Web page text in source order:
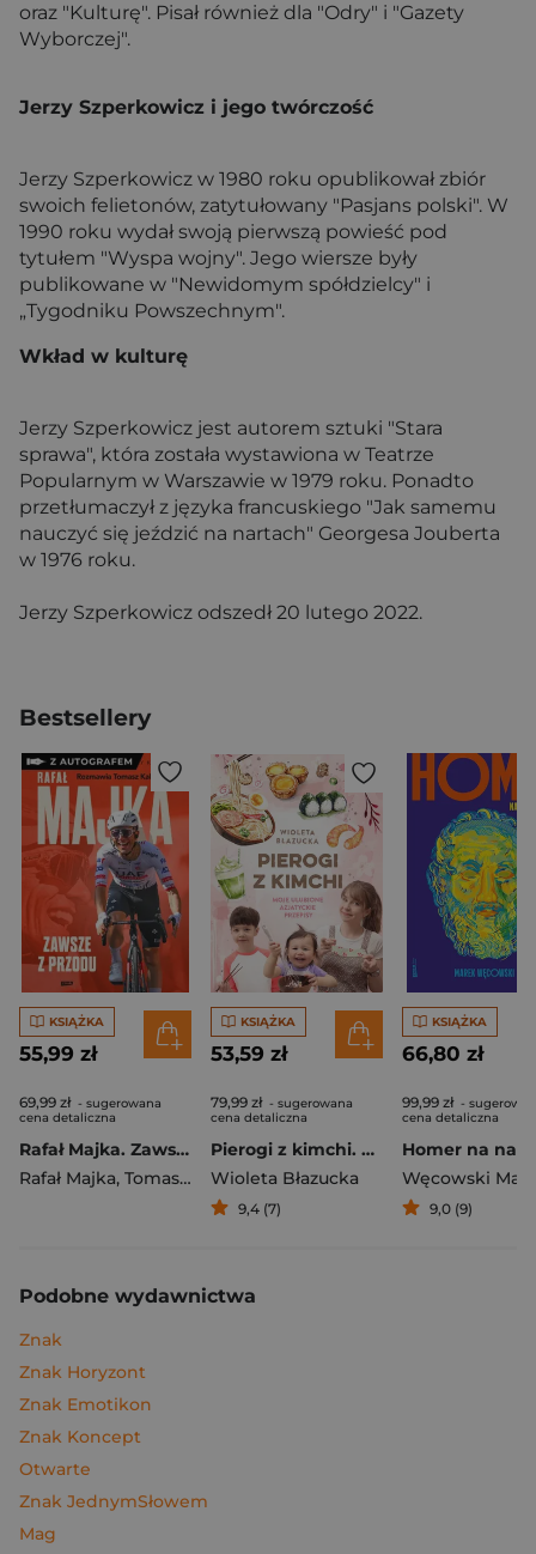
oraz "Kulturę". Pisał również dla "Odry" i "Gazety
Wyborczej".
Jerzy Szperkowicz i jego twórczość
Jerzy Szperkowicz w 1980 roku opublikował zbiór
swoich felietonów, zatytułowany "Pasjans polski". W
1990 roku wydał swoją pierwszą powieść pod
tytułem "Wyspa wojny". Jego wiersze były
publikowane w "Newidomym spółdzielcy" i
„Tygodniku Powszechnym".
Wkład w kulturę
Jerzy Szperkowicz jest autorem sztuki "Stara
sprawa", która została wystawiona w Teatrze
Popularnym w Warszawie w 1979 roku. Ponadto
przetłumaczył z języka francuskiego "Jak samemu
nauczyć się jeździć na nartach" Georgesa Jouberta
w 1976 roku.
Jerzy Szperkowicz odszedł 20 lutego 2022.
Bestsellery
KSIĄŻKA
55,99 zł
69,99 zł - sugerowana
cena detaliczna
Rafał Majka. Zawsze z przodu. Rozmawia Tomasz Kalemba - książka z autografem
Rafał Majka, Tomasz Kalemba
KSIĄŻKA
53,59 zł
79,99 zł - sugerowana
cena detaliczna
Pierogi z kimchi. Moje ulubione azjatyckie przepisy
Wioleta Błazucka
9,4 (7)
KSIĄŻKA
66,80 zł
99,99 zł -
cena detaliczna
Węcowski
9,0 (9)
Podobne wydawnictwa
Znak
Znak Horyzont
Znak Emotikon
Znak Koncept
Otwarte
Znak JednymSłowem
Mag